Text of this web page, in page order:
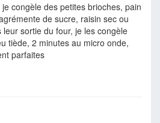
congèle des petites brioches, pain
de sucre, raisin sec ou
leur sortie du four, je les congèle
tiède, 2 minutes au micro onde,
parfaites